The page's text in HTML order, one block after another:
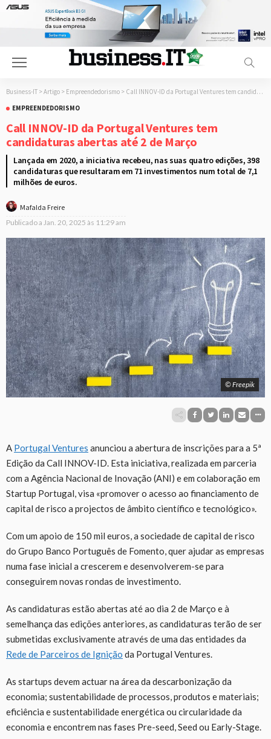
Business-IT > Artigo > Empreendedorismo > Call INNOV-ID da Portugal Ventures tem candidaturas abertas até 2 de Março
EMPREENDEDORISMO
Call INNOV-ID da Portugal Ventures tem
candidaturas abertas até 2 de Março
Lançada em 2020, a iniciativa recebeu, nas suas quatro edições, 398
candidaturas que resultaram em 71 investimentos num total de 7,1
milhões de euros.
Mafalda Freire
Publicado a Jan. 20, 2025 às 11:29 am
© Freepik
A Portugal Ventures anunciou a abertura de inscrições para a 5ª
Edição da Call INNOV-ID. Esta iniciativa, realizada em parceria
com a Agência Nacional de Inovação (ANI) e em colaboração em
Startup Portugal, visa «promover o acesso ao financiamento de
capital de risco a projectos de âmbito científico e tecnológico».
Com um apoio de 150 mil euros, a sociedade de capital de risco
do Grupo Banco Português de Fomento, quer ajudar as empresas
numa fase inicial a crescerem e desenvolverem-se para
conseguirem novas rondas de investimento.
As candidaturas estão abertas até ao dia 2 de Março e à
semelhança das edições anteriores, as candidaturas terão de ser
submetidas exclusivamente através de uma das entidades da
Rede de Parceiros de Ignição da Portugal Ventures.
As startups devem actuar na área da descarbonização da
economia; sustentabilidade de processos, produtos e materiais;
eficiência e sustentabilidade energética ou circularidade da
economia e encontrem nas fases Pre-seed, Seed ou Early-Stage.